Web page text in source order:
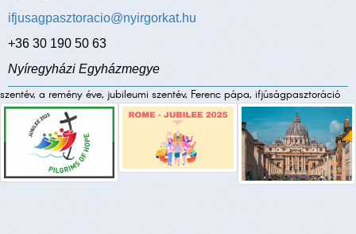
ifjusagpasztoracio@nyirgorkat.hu
+36 30 190 50 63
Nyíregyházi Egyházmegye
szentév, a remény éve, jubileumi szentév, Ferenc pápa, ifjúságpasztoráció